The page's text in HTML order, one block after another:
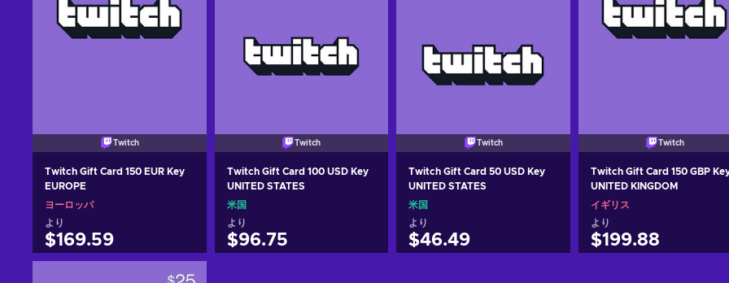
Twitch
Twitch Gift Card 150 EUR Key
EUROPE
ヨーロッパ
より
$169.59
Twitch
Twitch Gift Card 100 USD Key
UNITED STATES
米国
より
$96.75
Twitch
Twitch Gift Card 50 USD Key
UNITED STATES
米国
より
$46.49
Twitch
Twitch Gift Card 150 GBP
UNITED KINGDOM
イギリス
より
$199.88